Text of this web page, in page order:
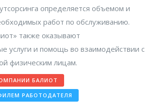
определяется объемом и
работ по обслуживанию.
также оказывают
услуги и помощь во взаимодействии с
физическим лицам.
БАЛИОТ
РАБОТОДАТЕЛЯ